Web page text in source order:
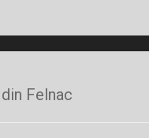
Felnac